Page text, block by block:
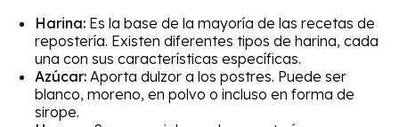
Harina: Es la base de la mayoría de las recetas de
repostería. Existen diferentes tipos de harina, cada
una con sus características específicas.
Azúcar: Aporta dulzor a los postres. Puede ser
blanco, moreno, en polvo o incluso en forma de
sirope.